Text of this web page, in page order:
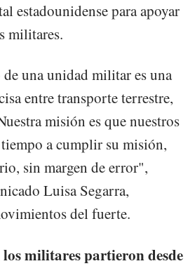
estadounidense para apoyar
militares.
una unidad militar es una
entre transporte terrestre,
misión es que nuestros
a cumplir su misión,
sin margen de error",
Luisa Segarra,
del fuerte.
militares partieron desde